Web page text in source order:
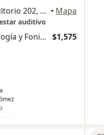
Lindavista 251, Piso 2, consultorio 202, Col. Lindavista, Ciudad de México • Mapa
auditivo
Visita Audiología, Otoneurología y Foniatría $1,575